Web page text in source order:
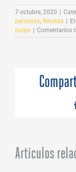
7 octubre, 2020 |
personas Recetas |
pulpo | Comentarios
Artículos